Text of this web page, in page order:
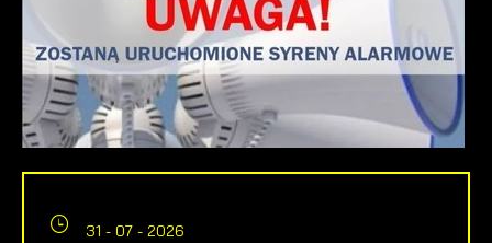
31 - 07 - 2026